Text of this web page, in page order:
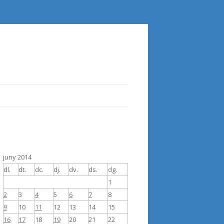
juny 2014
dl.
dt. dc. dj. dv. ds. dg.
1
2
3 4 5 6 7
8
9
10 11 12 13 14
15
16
17 18 19 20 21
22